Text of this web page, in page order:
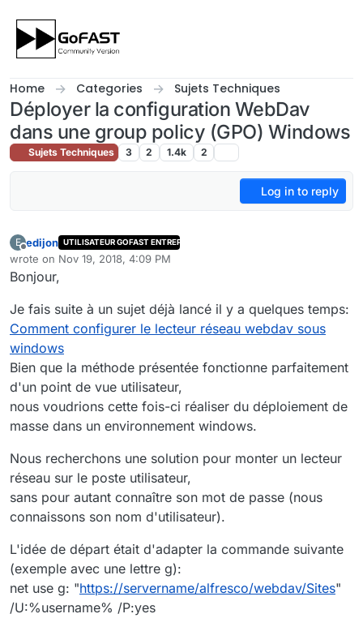
Home Categories Sujets Techniques
Déployer la configuration WebDav
dans une group policy (GPO) Windows
Sujets Techniques 3 2 1.4k 2
Log in to reply
E
Offline
edijon UTILISATEUR GOFAST ENTREPRISE
wrote on Nov 19, 2018, 4:09 PM
last edited by
Bonjour,
Je fais suite à un sujet déjà lancé il y a quelques temps:
Comment configurer le lecteur réseau webdav sous
windows
Bien que la méthode présentée fonctionne parfaitement
d'un point de vue utilisateur,
nous voudrions cette fois-ci réaliser du déploiement de
masse dans un environnement windows.
Nous recherchons une solution pour monter un lecteur
réseau sur le poste utilisateur,
sans pour autant connaître son mot de passe (nous
connaissons son nom d'utilisateur).
L'idée de départ était d'adapter la commande suivante
(exemple avec une lettre g):
net use g: "https://servername/alfresco/webdav/Sites"
/U:%username% /P:yes